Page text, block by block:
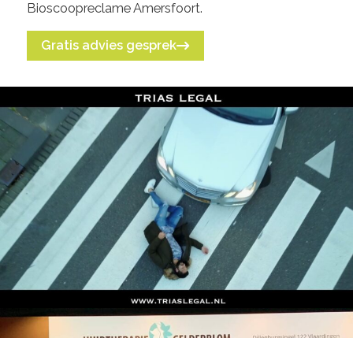
Bioscoopreclame Amersfoort.
Gratis advies gesprek